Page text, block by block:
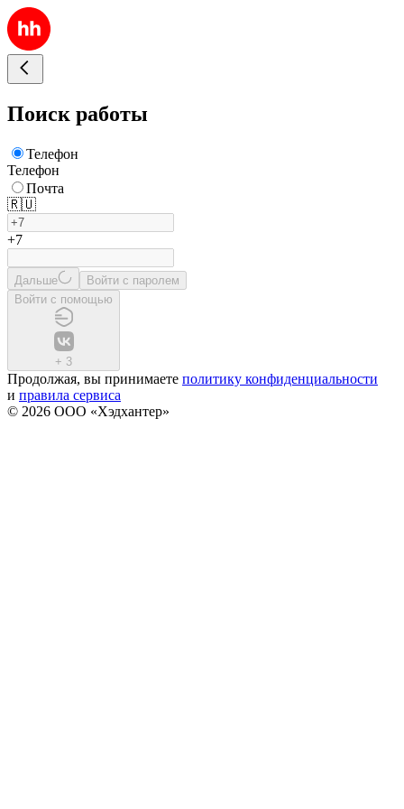
Поиск работы
Телефон
Телефон
Почта
🇷🇺
+7
Дальше
Войти с паролем
Войти с помощью
+ 3
Продолжая, вы принимаете политику конфиденциальности
и правила сервиса
© 2026 ООО «Хэдхантер»